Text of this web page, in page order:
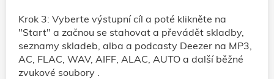
Krok 3: Vyberte výstupní cíl a poté klikněte na
"Start" a začnou se stahovat a převádět skladby,
seznamy skladeb, alba a podcasty Deezer na MP3,
AC, FLAC, WAV, AIFF, ALAC, AUTO a další běžné
zvukové soubory .